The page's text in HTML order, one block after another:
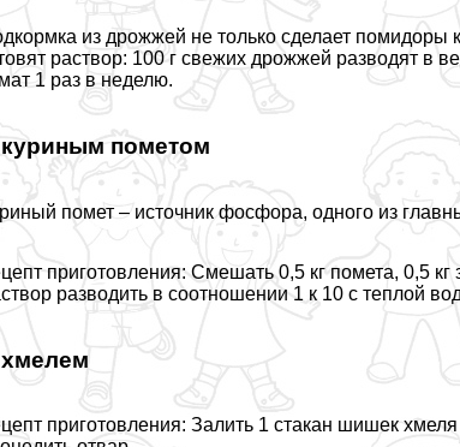
из дрожжей не только сделает
раствор: 100 г свежих дрожжей разводят в
1 раз в неделю.
пометом
помет – источник фосфора, одного из
приготовления: Смешать 0,5 кг помета, 0,5
разводить в соотношении 1 к 10 с теплой
приготовления: Залить 1 стакан шишек